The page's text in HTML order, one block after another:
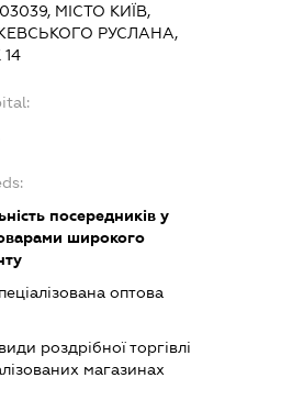
МІСТО КИЇВ,
РУСЛАНА,
посередників у
широкого
оптова
роздрібної торгівлі
магазинах